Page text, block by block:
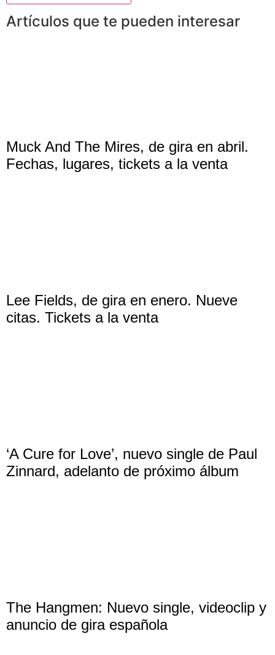
Artículos que te pueden interesar
Muck And The Mires, de gira en abril.
Fechas, lugares, tickets a la venta
Lee Fields, de gira en enero. Nueve
citas. Tickets a la venta
‘A Cure for Love’, nuevo single de Paul
Zinnard, adelanto de próximo álbum
The Hangmen: Nuevo single, videoclip y
anuncio de gira española